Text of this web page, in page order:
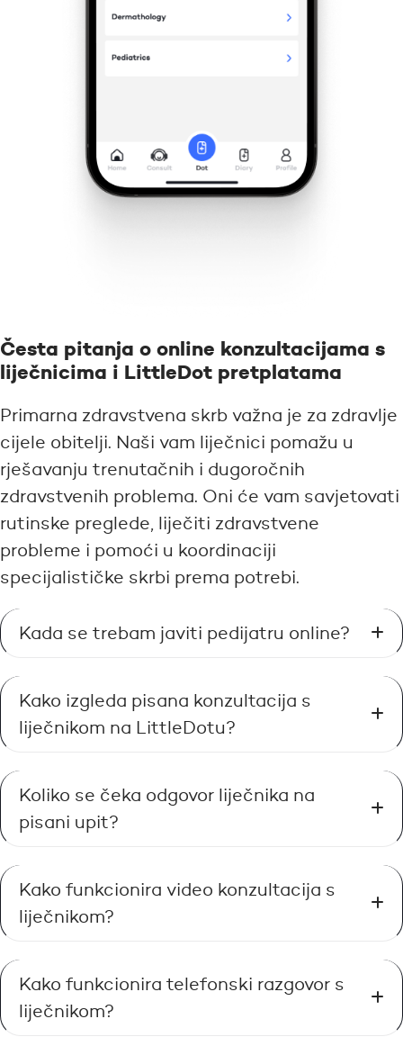
Česta pitanja o online konzultacijama s
liječnicima i LittleDot pretplatama
Primarna zdravstvena skrb važna je za zdravlje
cijele obitelji. Naši vam liječnici pomažu u
rješavanju trenutačnih i dugoročnih
zdravstvenih problema. Oni će vam savjetovati
rutinske preglede, liječiti zdravstvene
probleme i pomoći u koordinaciji
specijalističke skrbi prema potrebi.
Kada se trebam javiti pedijatru online?
Kako izgleda pisana konzultacija s
liječnikom na LittleDotu?
Koliko se čeka odgovor liječnika na
pisani upit?
Kako funkcionira video konzultacija s
liječnikom?
Kako funkcionira telefonski razgovor s
liječnikom?